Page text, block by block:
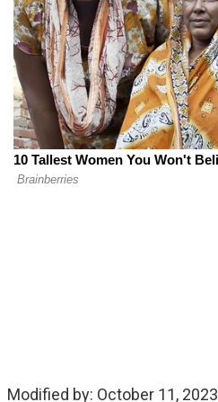
Modified by: October 11, 2023